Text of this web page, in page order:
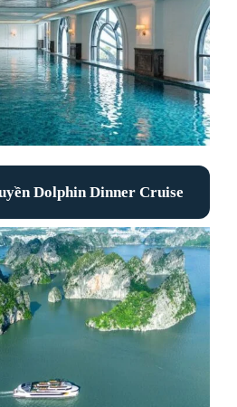
Dolphin Dinner Cruise